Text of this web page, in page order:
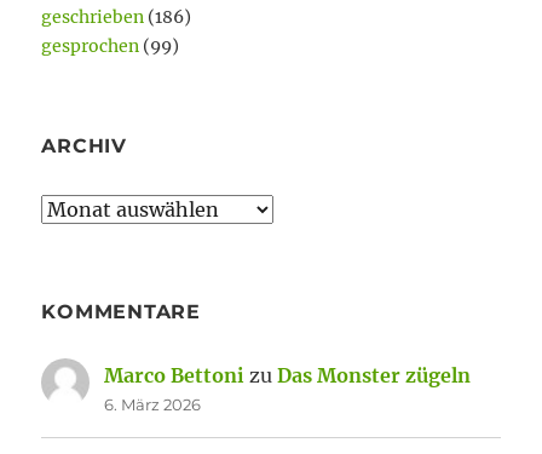
geschrieben (186)
gesprochen (99)
ARCHIV
Archiv
KOMMENTARE
Marco Bettoni zuDas Monster zügeln
6. März 2026